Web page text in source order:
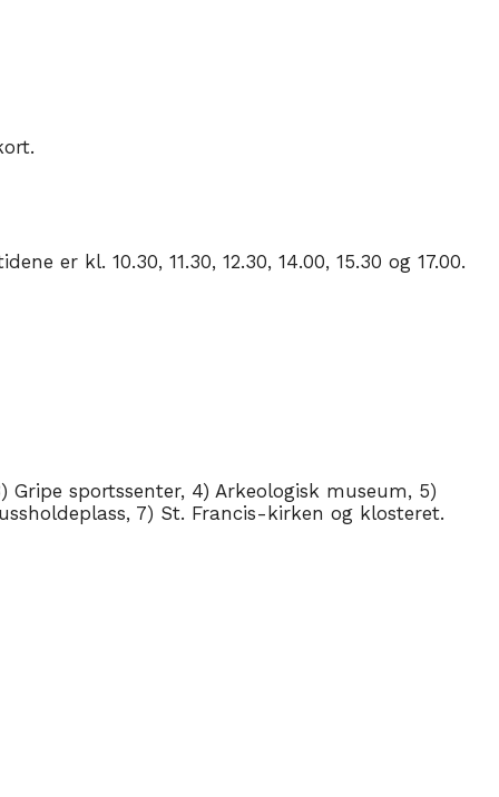
er kl. 10.30, 11.30, 12.30, 14.00, 15.30 og 17.00.
sportssenter, 4) Arkeologisk museum, 5)
7) St. Francis-kirken og klosteret.